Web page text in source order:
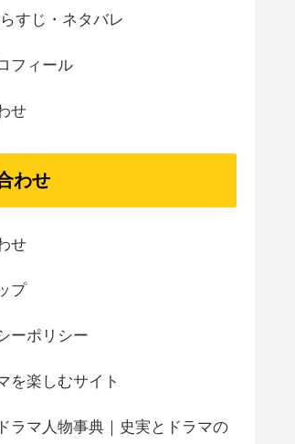
すじ・ネタバレ
フィール
せ
わせ
せ
プ
ーポリシー
を楽しむサイト
ラマ人物事典｜史実とドラマの